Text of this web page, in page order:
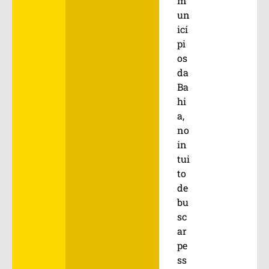
un
icí
pi
os
da
Ba
hi
a,
no
in
tui
to
de
bu
sc
ar
pe
ss